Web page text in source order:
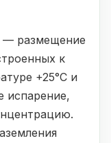
— размещение
к
+25°C и
испарение,